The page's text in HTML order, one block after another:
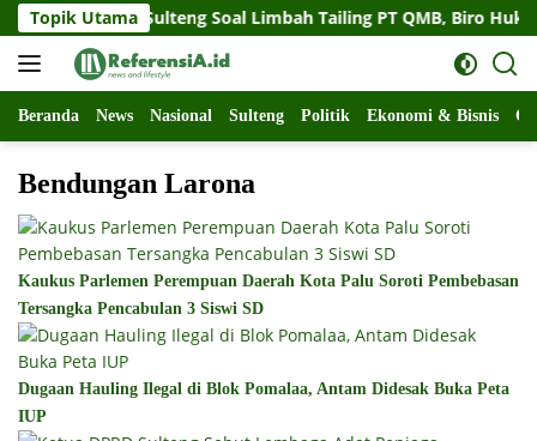
Langsung
ke
konten
Topik Utama
Gubernur Sulteng Soal Limbah Tailing PT QMB, Biro Hukum
Beranda News Nasional Sulteng Politik Ekonomi & Bisnis
Bendungan Larona
Kaukus Parlemen Perempuan Daerah Kota Palu Soroti Pembebasan
Tersangka Pencabulan 3 Siswi SD
Dugaan Hauling Ilegal di Blok Pomalaa, Antam Didesak Buka Peta
IUP